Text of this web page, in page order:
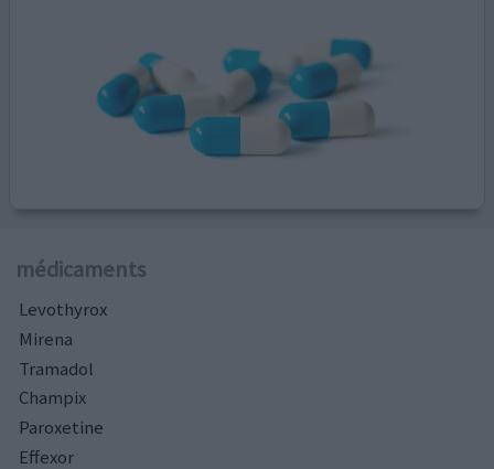
médicaments
Levothyrox
Mirena
Tramadol
Champix
Paroxetine
Effexor